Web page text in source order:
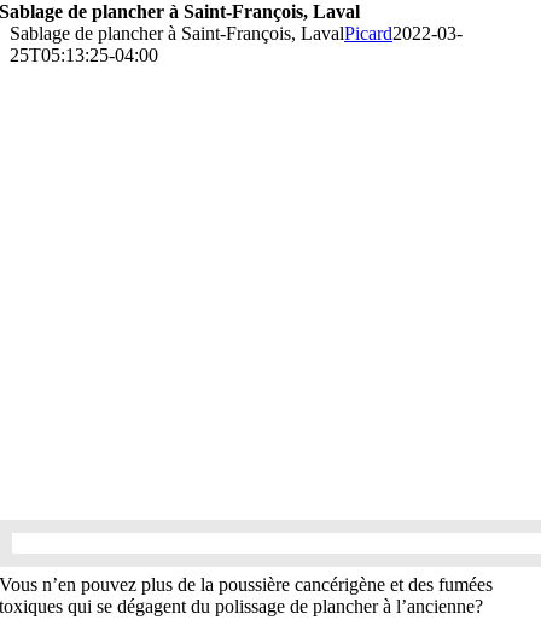
Sablage de plancher à Saint-François, Laval
Sablage de plancher à Saint-François, LavalPicard2022-03-
25T05:13:25-04:00
Vous n’en pouvez plus de la poussière cancérigène et des fumées
toxiques qui se dégagent du polissage de plancher à l’ancienne?